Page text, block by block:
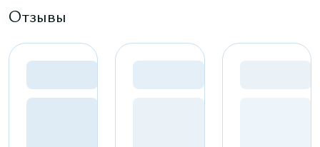
Отзывы